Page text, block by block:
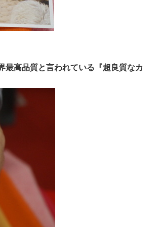
最高品質と言われている『超良質なカ